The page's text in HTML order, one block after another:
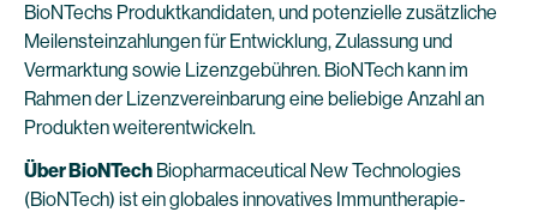
BioNTechs Produktkandidaten, und potenzielle zusätzliche
Meilensteinzahlungen für Entwicklung, Zulassung und
Vermarktung sowie Lizenzgebühren. BioNTech kann im
Rahmen der Lizenzvereinbarung eine beliebige Anzahl an
Produkten weiterentwickeln.
Über BioNTech Biopharmaceutical New Technologies
(BioNTech) ist ein globales innovatives Immuntherapie-